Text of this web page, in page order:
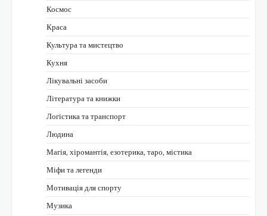
Космос
Краса
Культура та мистецтво
Кухня
Лікувальні засоби
Література та книжки
Логістика та транспорт
Людина
Магія, хіромантія, езотерика, таро, містика
Міфи та легенди
Мотивація для спорту
Музика